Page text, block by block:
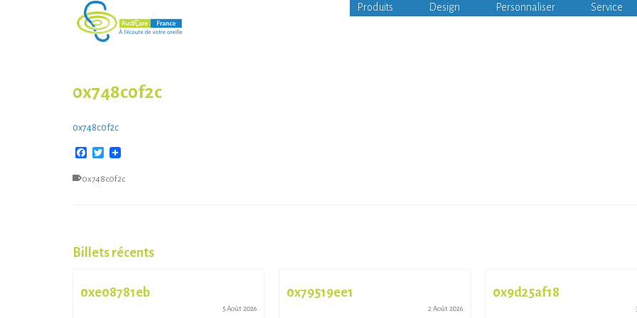
Produits Design Personnaliser Service
0x748c0f2c
0x748c0f2c
Facebook
Twitter
0x748c0f2c
Billets récents
0xe08781eb
5 Août 2026
0x79519ee1
2 Août 2026
0x9d25af18